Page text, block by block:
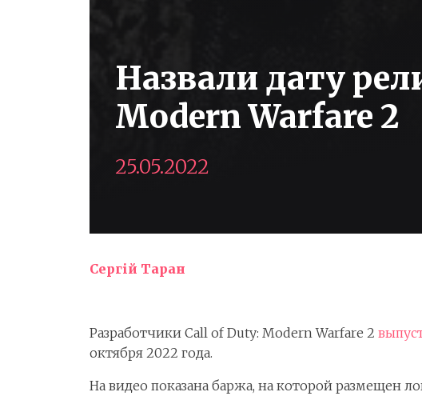
Назвали дату
Modern Warfare 2
25.05.2022
Сергій Таран
Разработчики Call of Duty: Modern Warfare 2
октября 2022 года.
На видео показана баржа, на которой размещен